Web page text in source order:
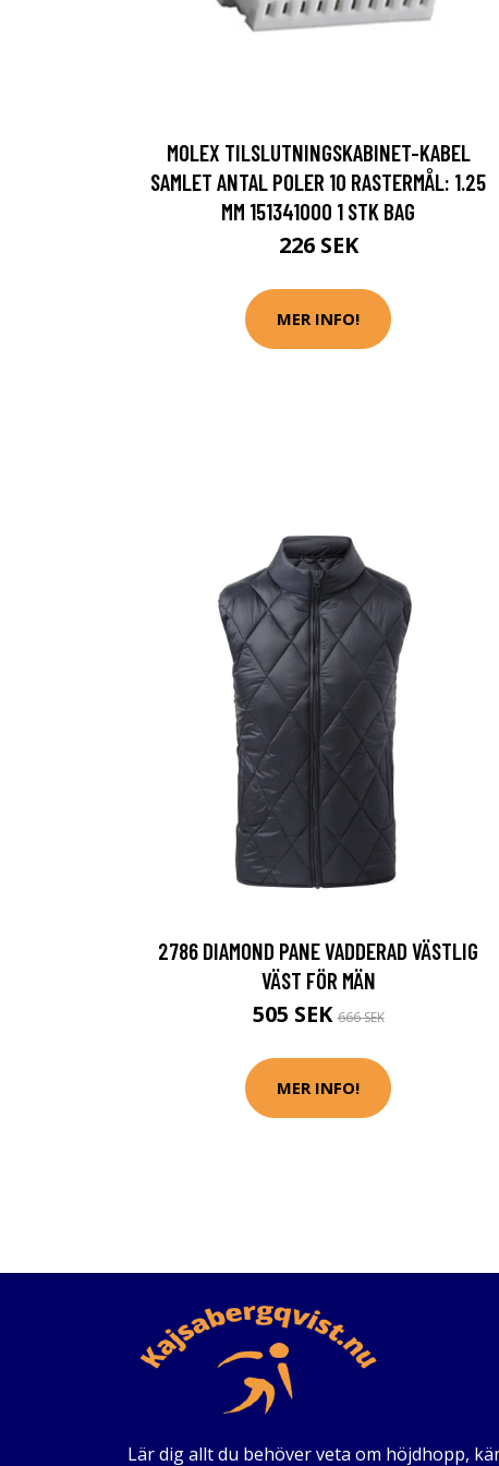
MOLEX TILSLUTNINGSKABINET-KABEL
SAMLET ANTAL POLER 10 RASTERMÅL: 1.25
MM 151341000 1 STK BAG
226 SEK
MER INFO!
2786 DIAMOND PANE VADDERAD VÄSTLIG
VÄST FÖR MÄN
505 SEK666 SEK
MER INFO!
Lär dig allt du behöver veta om höjdhopp,